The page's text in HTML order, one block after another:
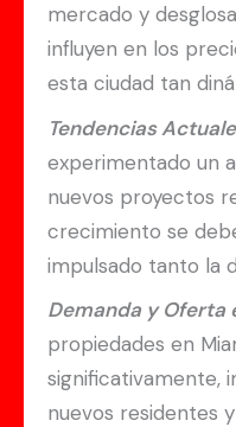
mercado y
influyen en los
esta ciudad tan
Tendencias
experimentado un
nuevos proyectos
crecimiento se
impulsado tanto la
Demanda y Oferta
propiedades en
significativamente,
nuevos residentes